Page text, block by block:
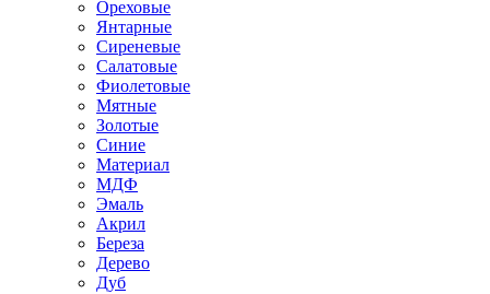
Ореховые
Янтарные
Сиреневые
Салатовые
Фиолетовые
Мятные
Золотые
Синие
Материал
МДФ
Эмаль
Акрил
Береза
Дерево
Дуб